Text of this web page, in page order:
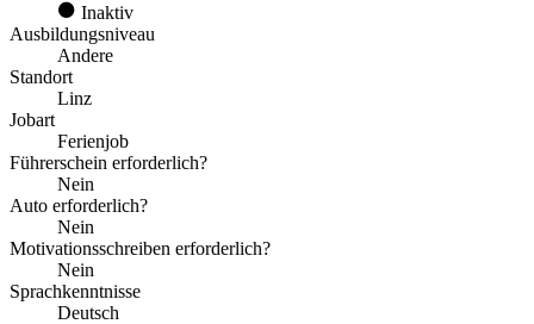
Inaktiv
Ausbildungsniveau
Andere
Standort
Linz
Jobart
Ferienjob
Führerschein erforderlich?
Nein
Auto erforderlich?
Nein
Motivationsschreiben erforderlich?
Nein
Sprachkenntnisse
Deutsch